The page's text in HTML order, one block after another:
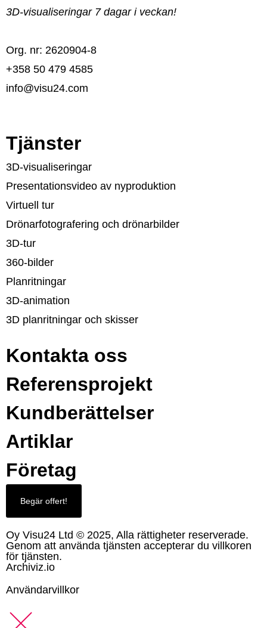
3D-visualiseringar 7 dagar i veckan!
Org. nr: 2620904-8
+358 50 479 4585
info@visu24.com
Tjänster
3D-visualiseringar
Presentationsvideo av nyproduktion
Virtuell tur
Drönarfotografering och drönarbilder
3D-tur
360-bilder
Planritningar
3D-animation
3D planritningar och skisser
Kontakta oss
Referensprojekt
Kundberättelser
Artiklar
Företag
Begär offert!
Oy Visu24 Ltd © 2025, Alla rättigheter reserverade.
Genom att använda tjänsten accepterar du villkoren
för tjänsten.
Archiviz.io
Användarvillkor